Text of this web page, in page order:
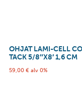
OHJAT LAMI-CELL
TACK 5/8″X8′ 1,6 CM
59,00 € alv 0%